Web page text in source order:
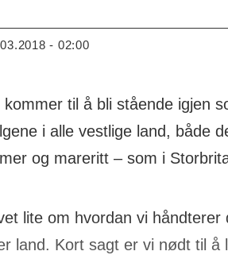
- 02:00
til å bli stående igjen
i alle vestlige land, både
og mareritt – som i
lite om hvordan vi
land. Kort sagt er vi nødt til